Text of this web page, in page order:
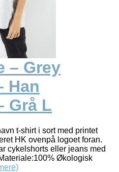
– Grey
Han
Grå L
t-shirt i sort med printet
HK ovenpå logoet foran.
cykelshorts eller jeans med
Økologisk